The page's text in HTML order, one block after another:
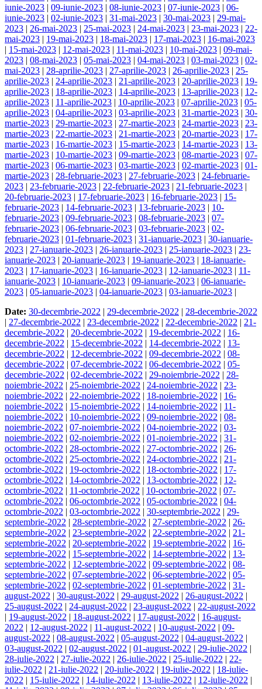
iunie-2023 | 09-iunie-2023 | 08-iunie-2023 | 07-iunie-2023 | 06-
iunie-2023 | 02-iunie-2023 | 31-mai-2023 | 30-mai-2023 | 29-mai-
2023 | 26-mai-2023 | 25-mai-2023 | 24-mai-2023 | 23-mai-2023 | 22-
mai-2023 | 19-mai-2023 | 18-mai-2023 | 17-mai-2023 | 16-mai-2023
| 15-mai-2023 | 12-mai-2023 | 11-mai-2023 | 10-mai-2023 | 09-mai-
2023 | 08-mai-2023 | 05-mai-2023 | 04-mai-2023 | 03-mai-2023 | 02-
mai-2023 | 28-aprilie-2023 | 27-aprilie-2023 | 26-aprilie-2023 | 25-
aprilie-2023 | 24-aprilie-2023 | 21-aprilie-2023 | 20-aprilie-2023 | 19-
aprilie-2023 | 18-aprilie-2023 | 14-aprilie-2023 | 13-aprilie-2023 | 12-
aprilie-2023 | 11-aprilie-2023 | 10-aprilie-2023 | 07-aprilie-2023 | 05-
aprilie-2023 | 04-aprilie-2023 | 03-aprilie-2023 | 31-martie-2023 | 30-
martie-2023 | 29-martie-2023 | 27-martie-2023 | 24-martie-2023 | 23-
martie-2023 | 22-martie-2023 | 21-martie-2023 | 20-martie-2023 | 17-
martie-2023 | 16-martie-2023 | 15-martie-2023 | 14-martie-2023 | 13-
martie-2023 | 10-martie-2023 | 09-martie-2023 | 08-martie-2023 | 07-
martie-2023 | 06-martie-2023 | 03-martie-2023 | 02-martie-2023 | 01-
martie-2023 | 28-februarie-2023 | 27-februarie-2023 | 24-februarie-
2023 | 23-februarie-2023 | 22-februarie-2023 | 21-februarie-2023 |
20-februarie-2023 | 17-februarie-2023 | 16-februarie-2023 | 15-
februarie-2023 | 14-februarie-2023 | 13-februarie-2023 | 10-
februarie-2023 | 09-februarie-2023 | 08-februarie-2023 | 07-
februarie-2023 | 06-februarie-2023 | 03-februarie-2023 | 02-
februarie-2023 | 01-februarie-2023 | 31-ianuarie-2023 | 30-ianuarie-
2023 | 27-ianuarie-2023 | 26-ianuarie-2023 | 25-ianuarie-2023 | 23-
ianuarie-2023 | 20-ianuarie-2023 | 19-ianuarie-2023 | 18-ianuarie-
2023 | 17-ianuarie-2023 | 16-ianuarie-2023 | 12-ianuarie-2023 | 11-
ianuarie-2023 | 10-ianuarie-2023 | 09-ianuarie-2023 | 06-ianuarie-
2023 | 05-ianuarie-2023 | 04-ianuarie-2023 | 03-ianuarie-2023 |
Date: 30-decembrie-2022 | 29-decembrie-2022 | 28-decembrie-2022
| 27-decembrie-2022 | 23-decembrie-2022 | 22-decembrie-2022 | 21-
decembrie-2022 | 20-decembrie-2022 | 19-decembrie-2022 | 16-
decembrie-2022 | 15-decembrie-2022 | 14-decembrie-2022 | 13-
decembrie-2022 | 12-decembrie-2022 | 09-decembrie-2022 | 08-
decembrie-2022 | 07-decembrie-2022 | 06-decembrie-2022 | 05-
decembrie-2022 | 02-decembrie-2022 | 29-noiembrie-2022 | 28-
noiembrie-2022 | 25-noiembrie-2022 | 24-noiembrie-2022 | 23-
noiembrie-2022 | 22-noiembrie-2022 | 18-noiembrie-2022 | 16-
noiembrie-2022 | 15-noiembrie-2022 | 14-noiembrie-2022 | 11-
noiembrie-2022 | 10-noiembrie-2022 | 09-noiembrie-2022 | 08-
noiembrie-2022 | 07-noiembrie-2022 | 04-noiembrie-2022 | 03-
noiembrie-2022 | 02-noiembrie-2022 | 01-noiembrie-2022 | 31-
octombrie-2022 | 28-octombrie-2022 | 27-octombrie-2022 | 26-
octombrie-2022 | 25-octombrie-2022 | 24-octombrie-2022 | 21-
octombrie-2022 | 19-octombrie-2022 | 18-octombrie-2022 | 17-
octombrie-2022 | 14-octombrie-2022 | 13-octombrie-2022 | 12-
octombrie-2022 | 11-octombrie-2022 | 10-octombrie-2022 | 07-
octombrie-2022 | 06-octombrie-2022 | 05-octombrie-2022 | 04-
octombrie-2022 | 03-octombrie-2022 | 30-septembrie-2022 | 29-
septembrie-2022 | 28-septembrie-2022 | 27-septembrie-2022 | 26-
septembrie-2022 | 23-septembrie-2022 | 22-septembrie-2022 | 21-
septembrie-2022 | 20-septembrie-2022 | 19-septembrie-2022 | 16-
septembrie-2022 | 15-septembrie-2022 | 14-septembrie-2022 | 13-
septembrie-2022 | 12-septembrie-2022 | 09-septembrie-2022 | 08-
septembrie-2022 | 07-septembrie-2022 | 06-septembrie-2022 | 05-
septembrie-2022 | 02-septembrie-2022 | 01-septembrie-2022 | 31-
august-2022 | 30-august-2022 | 29-august-2022 | 26-august-2022 |
25-august-2022 | 24-august-2022 | 23-august-2022 | 22-august-2022
| 19-august-2022 | 18-august-2022 | 17-august-2022 | 16-august-
2022 | 12-august-2022 | 11-august-2022 | 10-august-2022 | 09-
august-2022 | 08-august-2022 | 05-august-2022 | 04-august-2022 |
03-august-2022 | 02-august-2022 | 01-august-2022 | 29-iulie-2022 |
28-iulie-2022 | 27-iulie-2022 | 26-iulie-2022 | 25-iulie-2022 | 22-
iulie-2022 | 21-iulie-2022 | 20-iulie-2022 | 19-iulie-2022 | 18-iulie-
2022 | 15-iulie-2022 | 14-iulie-2022 | 13-iulie-2022 | 12-iulie-2022 |